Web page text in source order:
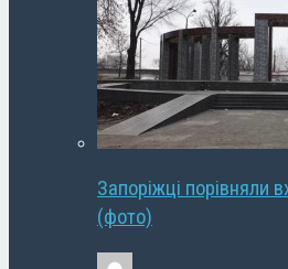
Запоріжці порівняли
(фото)